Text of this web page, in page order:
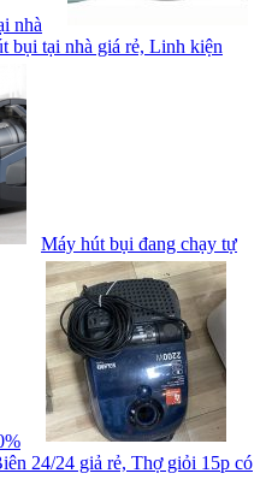
nhà
bụi tại nhà giá rẻ, Linh kiện
Máy hút bụi đang chạy tự
24/24 giả rẻ, Thợ giỏi 15p có